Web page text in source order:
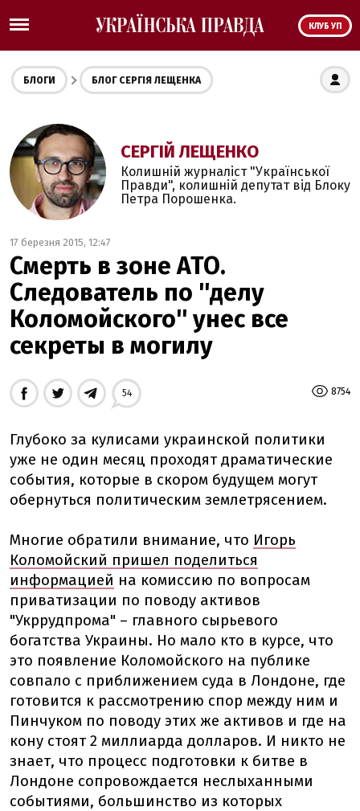
КЛУБ УП
БЛОГИ БЛОГ СЕРГІЯ ЛЕЩЕНКА
СЕРГІЙ ЛЕЩЕНКО
Колишній журналіст "Української
Правди", колишній депутат від Блоку
Петра Порошенка.
17 березня 2015, 12:47
Смерть в зоне АТО.
Следователь по ''делу
Коломойского'' унес все
секреты в могилу
8754
54
Глубоко за кулисами украинской политики
уже не один месяц проходят драматические
события, которые в скором будущем могут
обернуться политическим землетрясением.
Многие обратили внимание, что Игорь
Коломойский пришел поделиться
информацией на комиссию по вопросам
приватизации по поводу активов
"Укррудпрома" – главного сырьевого
богатства Украины. Но мало кто в курсе, что
это появление Коломойского на публике
совпало с приближением суда в Лондоне, где
готовится к рассмотрению спор между ним и
Пинчуком по поводу этих же активов и где на
кону стоят 2 миллиарда долларов. И никто не
знает, что процесс подготовки к битве в
Лондоне сопровождается неслыханными
событиями, большинство из которых